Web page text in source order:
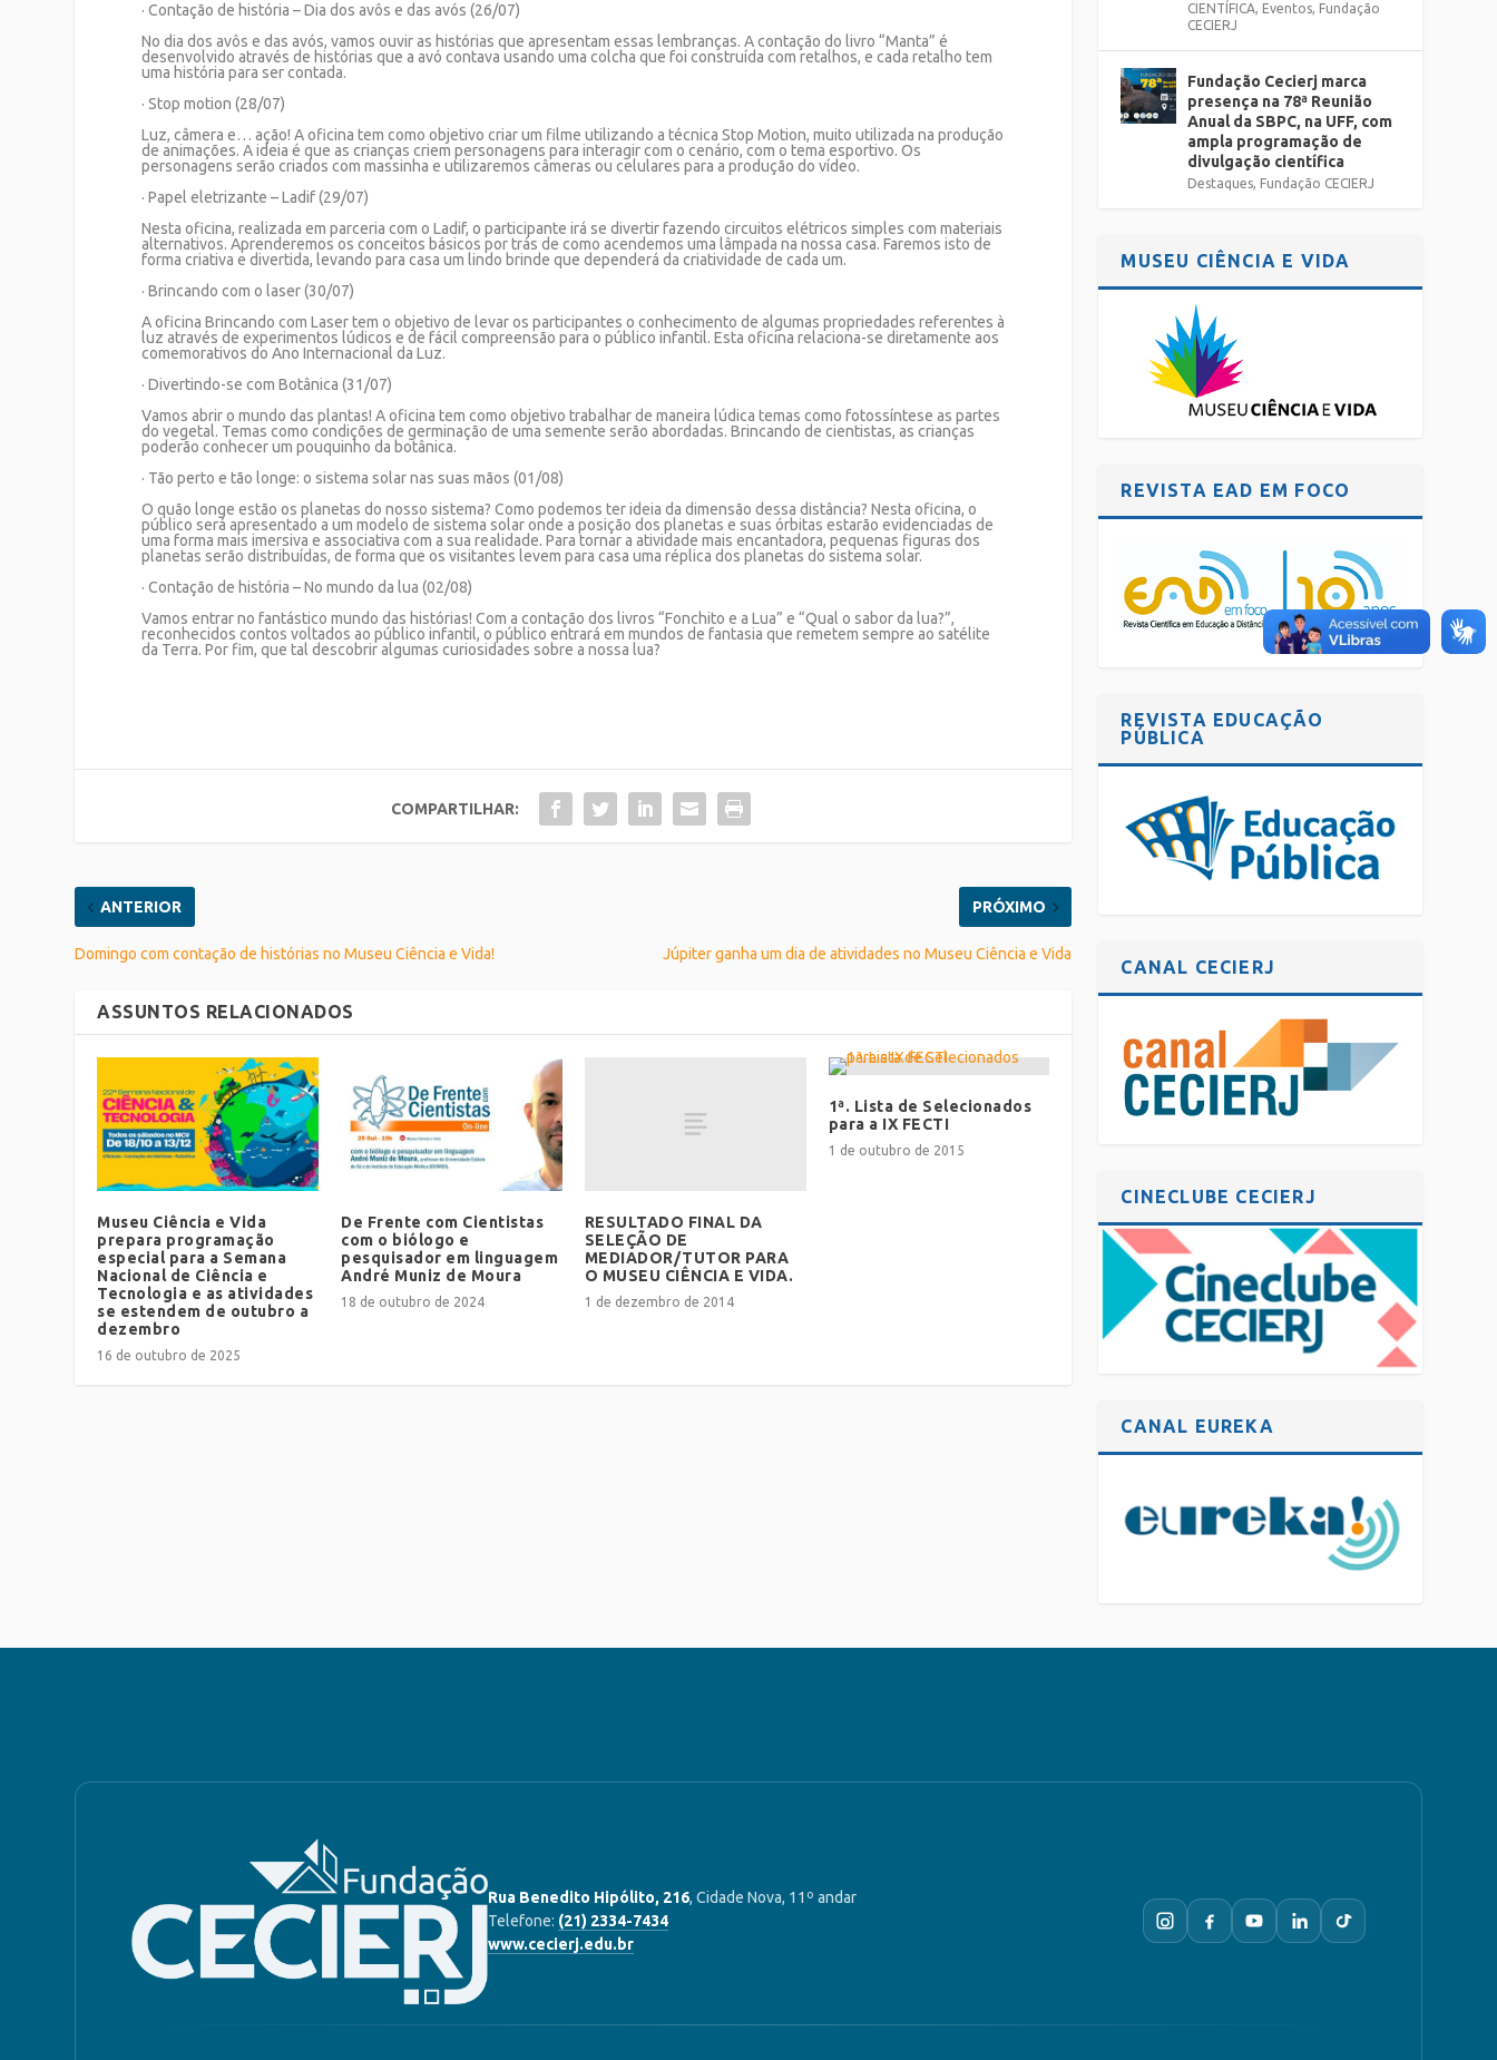
· Contação de história – Dia dos avôs e das avós (26/07)
No dia dos avôs e das avós, vamos ouvir as histórias que apresentam essas lembranças. A contação do livro “Manta” é
desenvolvido através de histórias que a avó contava usando uma colcha que foi construída com retalhos, e cada retalho tem
uma história para ser contada.
· Stop motion (28/07)
Luz, câmera e… ação! A oficina tem como objetivo criar um filme utilizando a técnica Stop Motion, muito utilizada na produção
de animações. A ideia é que as crianças criem personagens para interagir com o cenário, com o tema esportivo. Os
personagens serão criados com massinha e utilizaremos câmeras ou celulares para a produção do vídeo.
· Papel eletrizante – Ladif (29/07)
Nesta oficina, realizada em parceria com o Ladif, o participante irá se divertir fazendo circuitos elétricos simples com materiais
alternativos. Aprenderemos os conceitos básicos por trás de como acendemos uma lâmpada na nossa casa. Faremos isto de
forma criativa e divertida, levando para casa um lindo brinde que dependerá da criatividade de cada um.
· Brincando com o laser (30/07)
A oficina Brincando com Laser tem o objetivo de levar os participantes o conhecimento de algumas propriedades referentes à
luz através de experimentos lúdicos e de fácil compreensão para o público infantil. Esta oficina relaciona-se diretamente aos
comemorativos do Ano Internacional da Luz.
· Divertindo-se com Botânica (31/07)
Vamos abrir o mundo das plantas! A oficina tem como objetivo trabalhar de maneira lúdica temas como fotossíntese as partes
do vegetal. Temas como condições de germinação de uma semente serão abordadas. Brincando de cientistas, as crianças
poderão conhecer um pouquinho da botânica.
· Tão perto e tão longe: o sistema solar nas suas mãos (01/08)
O quão longe estão os planetas do nosso sistema? Como podemos ter ideia da dimensão dessa distância? Nesta oficina, o
público será apresentado a um modelo de sistema solar onde a posição dos planetas e suas órbitas estarão evidenciadas de
uma forma mais imersiva e associativa com a sua realidade. Para tornar a atividade mais encantadora, pequenas figuras dos
planetas serão distribuídas, de forma que os visitantes levem para casa uma réplica dos planetas do sistema solar.
· Contação de história – No mundo da lua (02/08)
Vamos entrar no fantástico mundo das histórias! Com a contação dos livros “Fonchito e a Lua” e “Qual o sabor da lua?”,
reconhecidos contos voltados ao público infantil, o público entrará em mundos de fantasia que remetem sempre ao satélite
da Terra. Por fim, que tal descobrir algumas curiosidades sobre a nossa lua?
COMPARTILHAR:
ANTERIOR
Domingo com contação de histórias no Museu Ciência e Vida!
PRÓXIMO
Júpiter ganha um dia de atividades no Museu Ciência e Vida
ASSUNTOS RELACIONADOS
Museu Ciência e Vida
prepara programação
especial para a Semana
Nacional de Ciência e
Tecnologia e as atividades
se estendem de outubro a
dezembro
16 de outubro de 2025
De Frente com Cientistas
com o biólogo e
pesquisador em linguagem
André Muniz de Moura
18 de outubro de 2024
RESULTADO FINAL DA
SELEÇÃO DE
MEDIADOR/TUTOR PARA
O MUSEU CIÊNCIA E VIDA.
1 de dezembro de 2014
1ª. Lista de Selecionados
para a IX FECTI
1 de outubro de 2015
CIENTÍFICA, Eventos, Fundação
CECIERJ
Fundação Cecierj marca
presença na 78ª Reunião
Anual da SBPC, na UFF, com
ampla programação de
divulgação científica
Destaques, Fundação CECIERJ
MUSEU CIÊNCIA E VIDA
REVISTA EAD EM FOCO
REVISTA EDUCAÇÃO
PÚBLICA
CANAL CECIERJ
CINECLUBE CECIERJ
CANAL EUREKA
Rua Benedito Hipólito, 216, Cidade Nova, 11º andar
Telefone: (21) 2334-7434
www.cecierj.edu.br